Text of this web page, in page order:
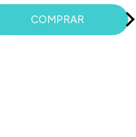
COMPRAR